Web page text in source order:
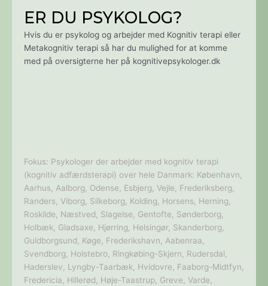
ER DU PSYKOLOG?
Hvis du er psykolog og arbejder med Kognitiv terapi eller
Metakognitiv terapi så har du mulighed for at komme
med på oversigterne her på kognitivepsykologer.dk
Fokus: Psykologer der arbejder med kognitiv terapi
(kognitiv adfærdsterapi) over hele Danmark: København,
Aarhus, Aalborg, Odense, Esbjerg, Vejle, Frederiksberg,
Randers, Viborg, Silkeborg, Kolding, Horsens, Herning,
Roskilde, Næstved, Slagelse, Gentofte, Sønderborg,
Holbæk, Gladsaxe, Hjørring, Helsingør, Skanderborg,
Guldborgsund, Køge, Frederikshavn, Aabenraa,
Svendborg, Holstebro, Ringkøbing-Skjern, Rudersdal,
Haderslev, Lyngby-Taarbæk, Hvidovre, Faaborg-Midtfyn,
Fredericia, Hillerød, Høje-Taastrup, Greve, Varde,